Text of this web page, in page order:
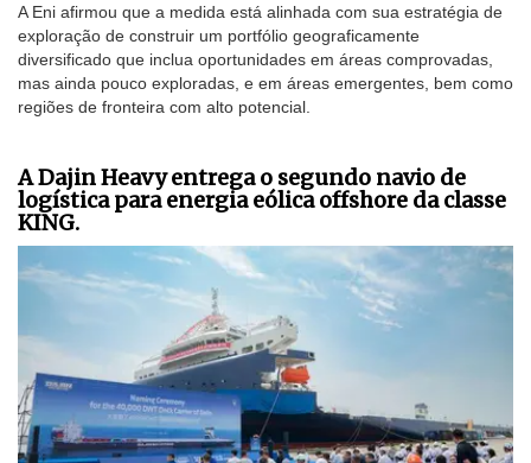
A Eni afirmou que a medida está alinhada com sua estratégia de
exploração de construir um portfólio geograficamente
diversificado que inclua oportunidades em áreas comprovadas,
mas ainda pouco exploradas, e em áreas emergentes, bem como
regiões de fronteira com alto potencial.
A Dajin Heavy entrega o segundo navio de
logística para energia eólica offshore da classe
KING.